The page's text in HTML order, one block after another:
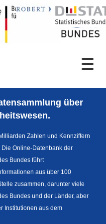
über
Zahlen und Kennziffern
Online-Datenbank der
Bundes führt
aus über 100
zusammen, darunter viele
Bundes und der Länder, aber
Institutionen aus dem